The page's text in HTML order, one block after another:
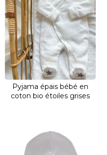
Pyjama épais bébé en
coton bio étoiles grises